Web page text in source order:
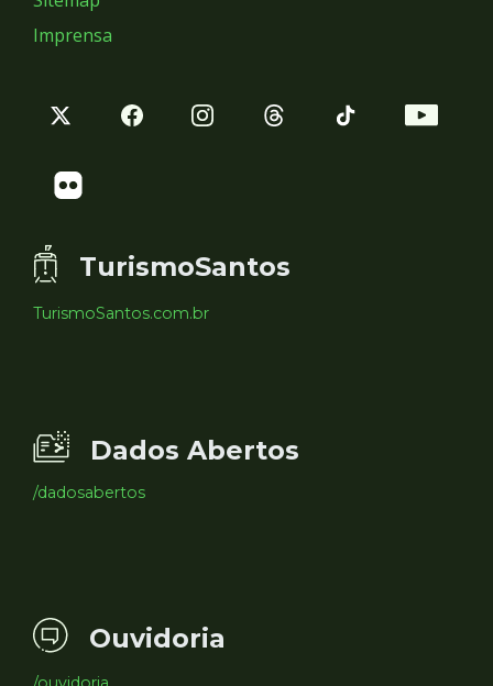
Imprensa
TurismoSantos
TurismoSantos.com.br
Dados Abertos
/dadosabertos
Ouvidoria